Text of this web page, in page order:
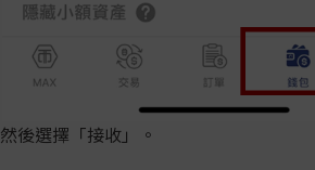
然後選擇「接收」。